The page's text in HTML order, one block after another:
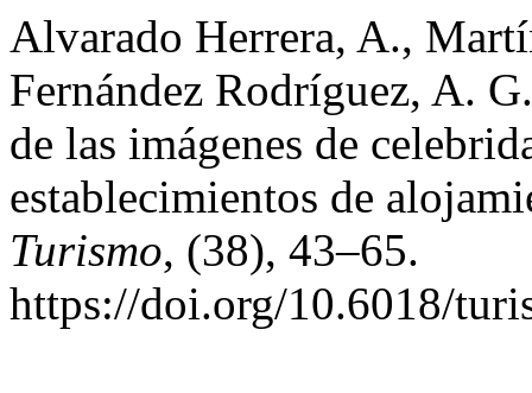
Alvarado Herrera, A.,
Fernández Rodríguez, A.
de las imágenes de
establecimientos de
Turismo, (38), 43–65.
https://doi.org/10.6018/